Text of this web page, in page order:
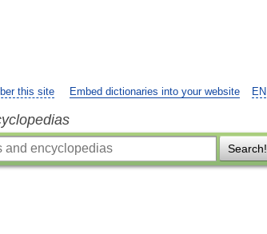
EN
this site Embed dictionaries into your website
Search!